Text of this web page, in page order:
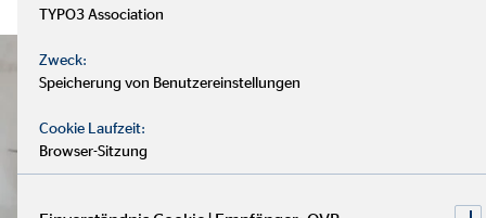
TYPO3 Association
Zweck:
Speicherung von Benutzereinstellungen
Cookie Laufzeit:
Browser-Sitzung